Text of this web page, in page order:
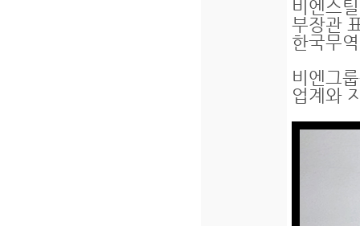
비엔스
부장관
한국무
비엔그
업계와